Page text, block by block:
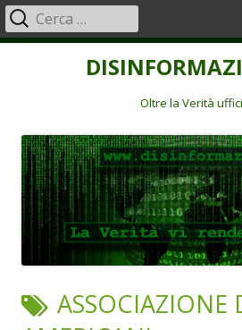
Oltre la Verità
Menu
principale
Ricerca
per:
TAG:
ASSOCIAZIONE